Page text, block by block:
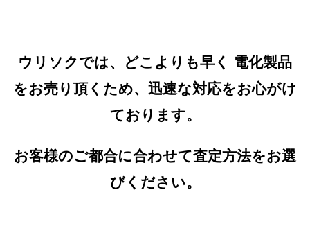
ウリソクでは、どこよりも早く 電化製品
をお売り頂くため、迅速な対応をお心がけ
ております。
お客様のご都合に合わせて査定方法をお選
びください。